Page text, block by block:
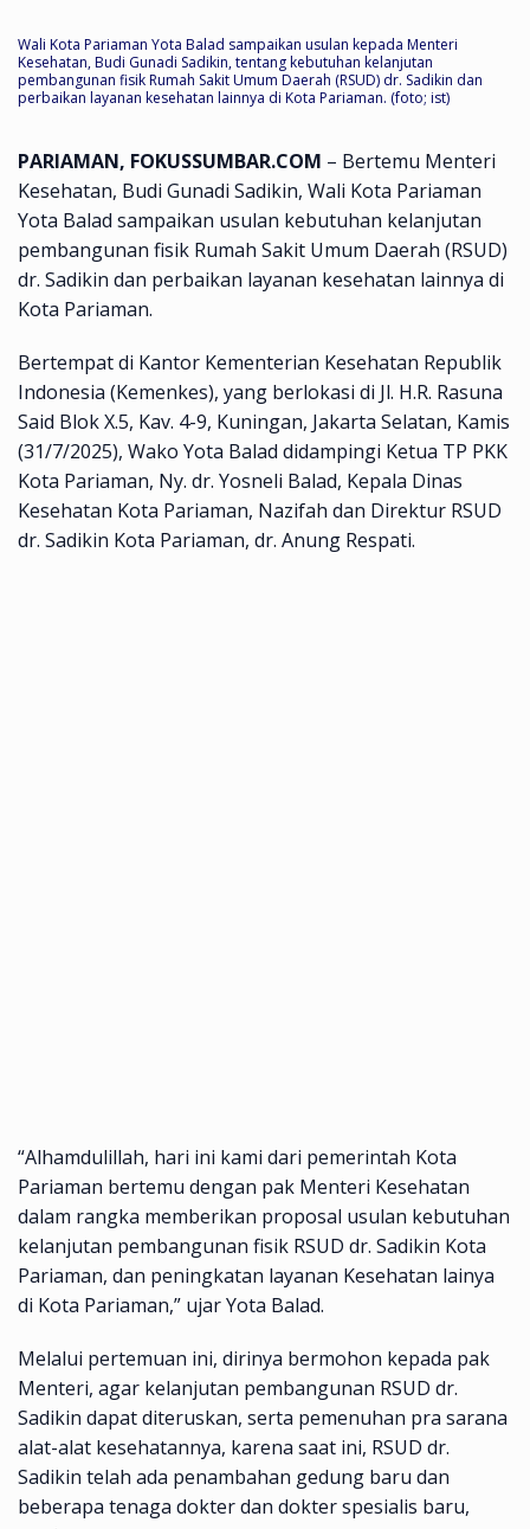
Wali Kota Pariaman Yota Balad sampaikan usulan kepada Menteri
Kesehatan, Budi Gunadi Sadikin, tentang kebutuhan kelanjutan
pembangunan fisik Rumah Sakit Umum Daerah (RSUD) dr. Sadikin dan
perbaikan layanan kesehatan lainnya di Kota Pariaman. (foto; ist)
PARIAMAN, FOKUSSUMBAR.COM – Bertemu Menteri
Kesehatan, Budi Gunadi Sadikin, Wali Kota Pariaman
Yota Balad sampaikan usulan kebutuhan kelanjutan
pembangunan fisik Rumah Sakit Umum Daerah (RSUD)
dr. Sadikin dan perbaikan layanan kesehatan lainnya di
Kota Pariaman.
Bertempat di Kantor Kementerian Kesehatan Republik
Indonesia (Kemenkes), yang berlokasi di Jl. H.R. Rasuna
Said Blok X.5, Kav. 4-9, Kuningan, Jakarta Selatan, Kamis
(31/7/2025), Wako Yota Balad didampingi Ketua TP PKK
Kota Pariaman, Ny. dr. Yosneli Balad, Kepala Dinas
Kesehatan Kota Pariaman, Nazifah dan Direktur RSUD
dr. Sadikin Kota Pariaman, dr. Anung Respati.
“Alhamdulillah, hari ini kami dari pemerintah Kota
Pariaman bertemu dengan pak Menteri Kesehatan
dalam rangka memberikan proposal usulan kebutuhan
kelanjutan pembangunan fisik RSUD dr. Sadikin Kota
Pariaman, dan peningkatan layanan Kesehatan lainya
di Kota Pariaman,” ujar Yota Balad.
Melalui pertemuan ini, dirinya bermohon kepada pak
Menteri, agar kelanjutan pembangunan RSUD dr.
Sadikin dapat diteruskan, serta pemenuhan pra sarana
alat-alat kesehatannya, karena saat ini, RSUD dr.
Sadikin telah ada penambahan gedung baru dan
beberapa tenaga dokter dan dokter spesialis baru,